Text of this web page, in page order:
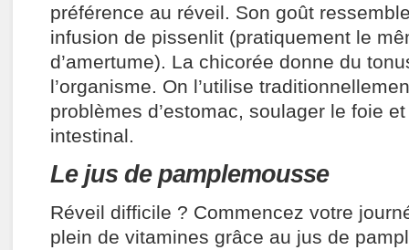
préférence au réveil. Son goût
infusion de pissenlit (pratiquement le
d’amertume). La chicorée donne du
l’organisme. On l’utilise
problèmes d’estomac, soulager le foie
intestinal.
Le jus de pamplemousse
Réveil difficile ? Commencez votre
plein de vitamines grâce au jus de